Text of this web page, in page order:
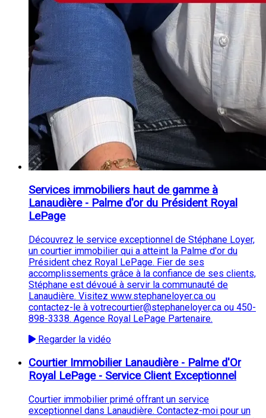
Services immobiliers haut de gamme à
Lanaudière - Palme d'or du Président Royal
LePage
Découvrez le service exceptionnel de Stéphane Loyer,
un courtier immobilier qui a atteint la Palme d'or du
Président chez Royal LePage. Fier de ses
accomplissements grâce à la confiance de ses clients,
Stéphane est dévoué à servir la communauté de
Lanaudière. Visitez www.stephaneloyer.ca ou
contactez-le à votrecourtier@stephaneloyer.ca ou 450-
898-3338. Agence Royal LePage Partenaire.
Regarder la vidéo
Courtier Immobilier Lanaudière - Palme d'Or
Royal LePage - Service Client Exceptionnel
Courtier immobilier primé offrant un service
exceptionnel dans Lanaudière. Contactez-moi pour un